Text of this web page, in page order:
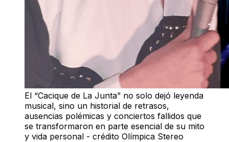
El “Cacique de La Junta” no solo dejó leyenda
musical, sino un historial de retrasos,
ausencias polémicas y conciertos fallidos que
se transformaron en parte esencial de su mito
y vida personal - crédito Olímpica Stereo